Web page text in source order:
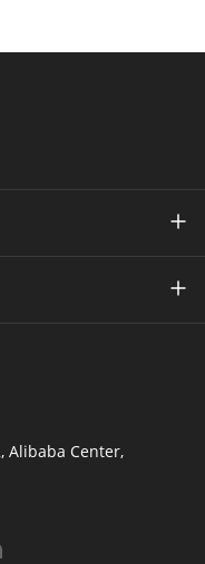
Alibaba Center,